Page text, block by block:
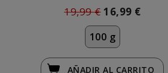
19,99 €16,99 €
100 g
AÑADIRAL CARRITO